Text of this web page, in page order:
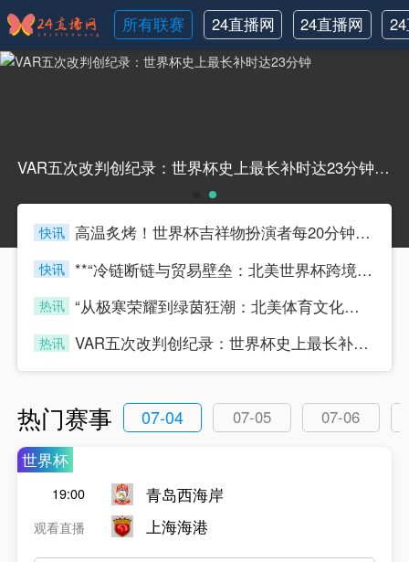
所有联赛
24直播网
NBA
24直播网
世界杯
VAR五次改判创纪录：世界杯史上最长补时达23分钟VAR五次改判创纪录：世界杯史上最长补时达23分钟
快讯
高温炙烤！世界杯吉祥物扮演者每20分钟须换人
快讯
**“冷链断链与贸易壁垒：北美世界杯跨境物流的困局与重塑路径”**
热讯
“从极寒荣耀到绿茵狂潮：北美体育文化的双面叙事”
热讯
VAR五次改判创纪录：世界杯史上最长补时达23分钟
热门赛事 07-04 07-05
07-06
世界杯
19:00
观看直播
青岛西海岸
上海海港